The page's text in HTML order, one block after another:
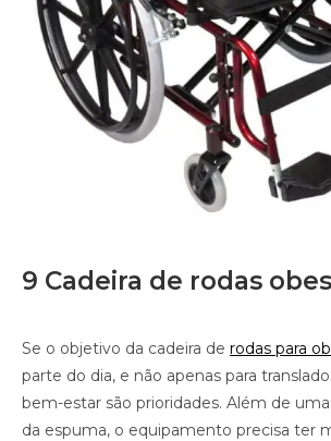
9 Cadeira de rodas
Se o objetivo da cadeira de rodas para
parte do dia, e não apenas para
bem-estar são prioridades. Além de
da espuma, o equipamento precisa ter